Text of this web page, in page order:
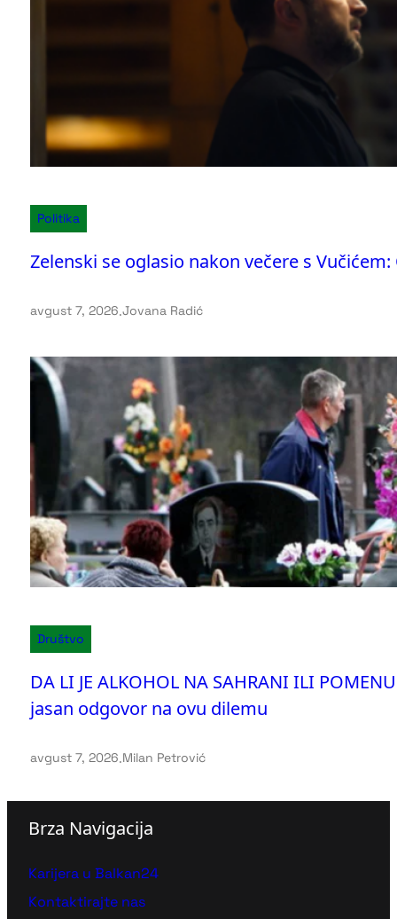
Politika
Zelenski se oglasio nakon večere s
avgust 7, 2026.Jovana Radić
Društvo
DA LI JE ALKOHOL NA SAHRANI ILI
jasan odgovor na ovu dilemu
avgust 7, 2026.Milan Petrović
Brza Navigacija
Karijera u Balkan24
Kontaktirajte nas